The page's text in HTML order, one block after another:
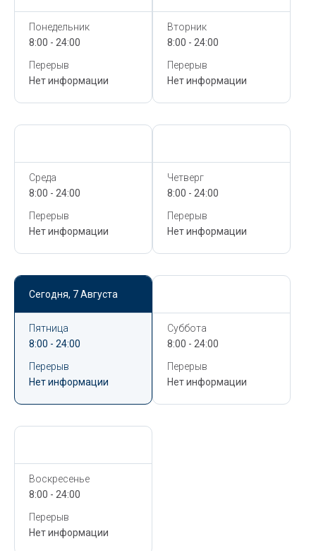
Понедельник
8:00 - 24:00
Перерыв
Нет информации
Вторник
8:00 - 24:00
Перерыв
Нет информации
Среда
8:00 - 24:00
Перерыв
Нет информации
Четверг
8:00 - 24:00
Перерыв
Нет информации
Сегодня, 7 Августа
Пятница
8:00 - 24:00
Перерыв
Нет информации
Суббота
8:00 - 24:00
Перерыв
Нет информации
Воскресенье
8:00 - 24:00
Перерыв
Нет информации